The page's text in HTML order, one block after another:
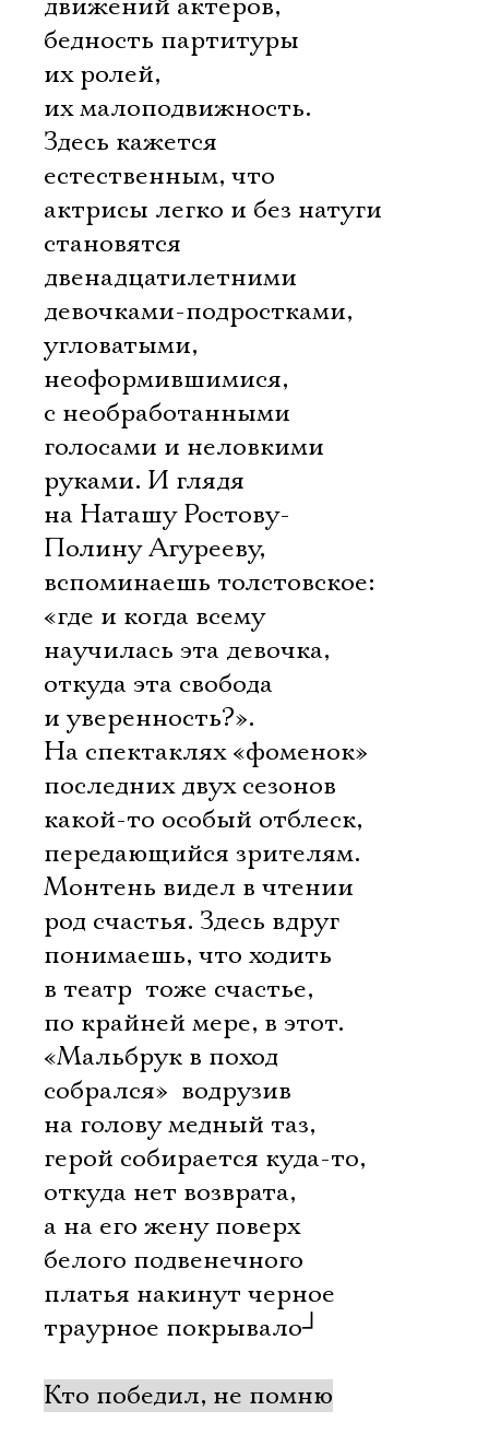
движений актеров,
бедность партитуры
их ролей,
их малоподвижность.
Здесь кажется
естественным, что
актрисы легко и без натуги
становятся
двенадцатилетними
девочками-подростками,
угловатыми,
неоформившимися,
с необработанными
голосами и неловкими
руками. И глядя
на Наташу Ростову-
Полину Агурееву,
вспоминаешь толстовское:
«где и когда всему
научилась эта девочка,
откуда эта свобода
и уверенность?».
На спектаклях «фоменок»
последних двух сезонов 
какой-то особый отблеск,
передающийся зрителям.
Монтень видел в чтении
род счастья. Здесь вдруг
понимаешь, что ходить
в театр  тоже счастье,
по крайней мере, в этот.
«Мальбрук в поход
собрался»  водрузив
на голову медный таз,
герой собирается куда-то,
откуда нет возврата,
а на его жену поверх
белого подвенечного
платья накинут черное
траурное покрывало┘
Кто победил, не помню